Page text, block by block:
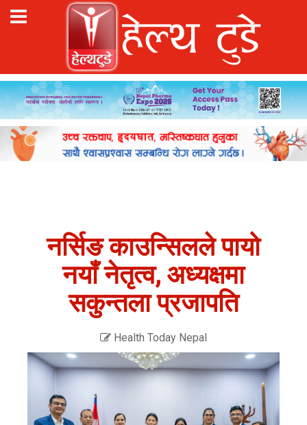
नर्सिङ काउन्सिलले पायो
नयाँ नेतृत्व, अध्यक्षमा
सकुन्तला प्रजापति
Health Today Nepal